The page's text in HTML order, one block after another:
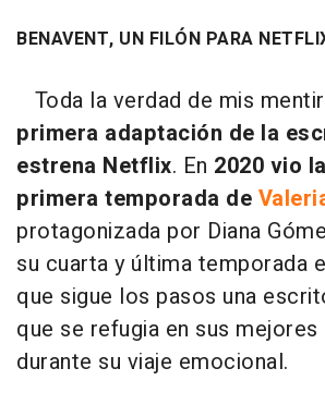
BENAVENT, UN FILÓN PARA
Toda la verdad de mis
primera adaptación de la
estrena Netflix. En 2020 vio
primera temporada de
protagonizada por Diana
su cuarta y última temporada
que sigue los pasos una
que se refugia en sus mejores
durante su viaje emocional.